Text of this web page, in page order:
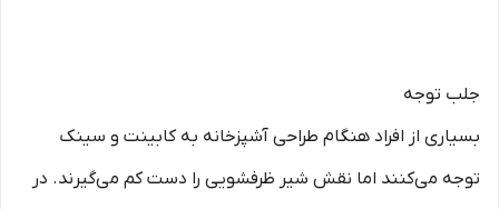
جلب توجه
بسیاری از افراد هنگام طراحی آشپزخانه به کابینت و سینک
توجه می‌کنند اما نقش شیر ظرفشویی را دست کم می‌گیرند. در